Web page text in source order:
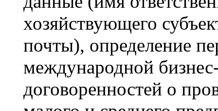
хозяйствующего
почты), определение
международной
договоренностей о